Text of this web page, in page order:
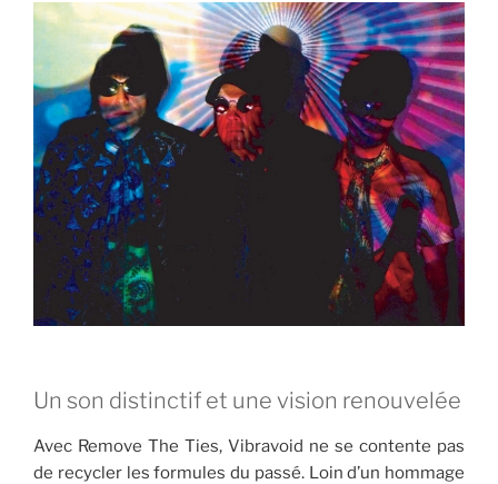
Un son distinctif et une vision renouvelée
Avec Remove The Ties, Vibravoid ne se contente pas
de recycler les formules du passé. Loin d’un hommage